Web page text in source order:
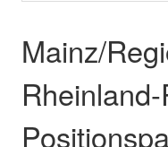
Mainz/